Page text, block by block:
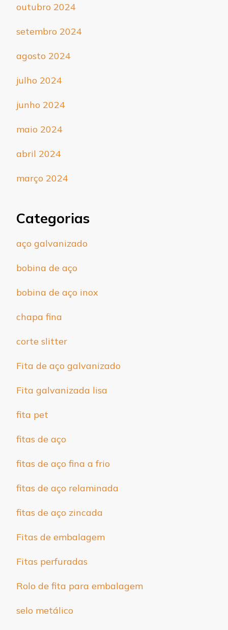
outubro 2024
setembro 2024
agosto 2024
julho 2024
junho 2024
maio 2024
abril 2024
março 2024
Categorias
aço galvanizado
bobina de aço
bobina de aço inox
chapa fina
corte slitter
Fita de aço galvanizado
Fita galvanizada lisa
fita pet
fitas de aço
fitas de aço fina a frio
fitas de aço relaminada
fitas de aço zincada
Fitas de embalagem
Fitas perfuradas
Rolo de fita para embalagem
selo metálico